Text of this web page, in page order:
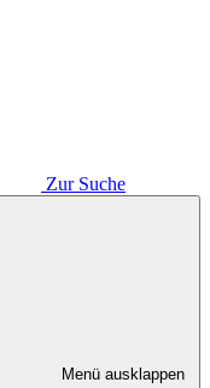
Zur Suche
Menü ausklappen